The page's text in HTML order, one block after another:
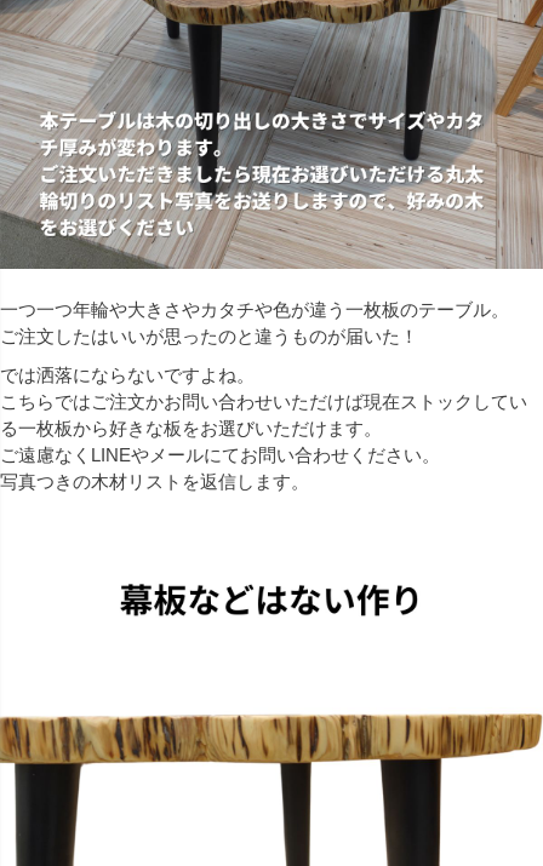
一つ一つ年輪や大きさやカタチや色が違う一枚板のテーブル。
ご注文したはいいが思ったのと違うものが届いた！
では洒落にならないですよね。
こちらではご注文かお問い合わせいただけば現在ストックしてい
る一枚板から好きな板をお選びいただけます。
ご遠慮なくLINEやメールにてお問い合わせください。
写真つきの木材リストを返信します。